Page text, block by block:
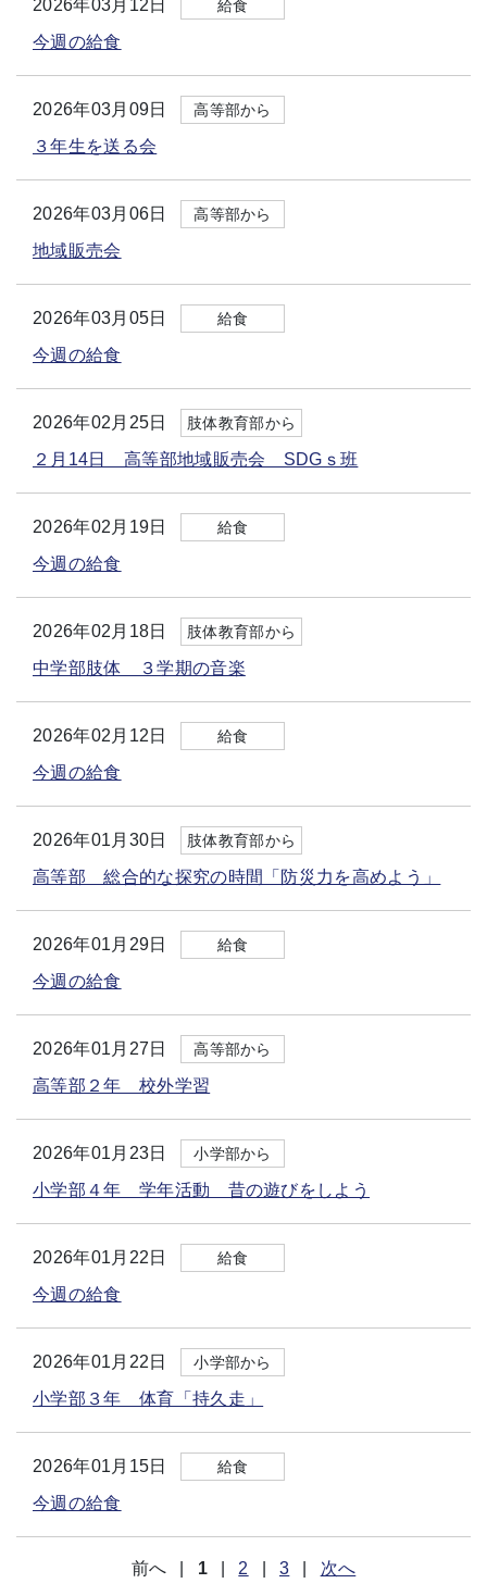
2026年03月12日 給食
今週の給食
2026年03月09日 高等部から
３年生を送る会
2026年03月06日 高等部から
地域販売会
2026年03月05日 給食
今週の給食
2026年02月25日 肢体教育部から
２月14日 高等部地域販売会 SDGｓ班
2026年02月19日 給食
今週の給食
2026年02月18日 肢体教育部から
中学部肢体 ３学期の音楽
2026年02月12日 給食
今週の給食
2026年01月30日 肢体教育部から
高等部 総合的な探究の時間「防災力を高めよう」
2026年01月29日 給食
今週の給食
2026年01月27日 高等部から
高等部２年 校外学習
2026年01月23日 小学部から
小学部４年 学年活動 昔の遊びをしよう
2026年01月22日 給食
今週の給食
2026年01月22日 小学部から
小学部３年 体育「持久走」
2026年01月15日 給食
今週の給食
前へ 1 2 3 次へ